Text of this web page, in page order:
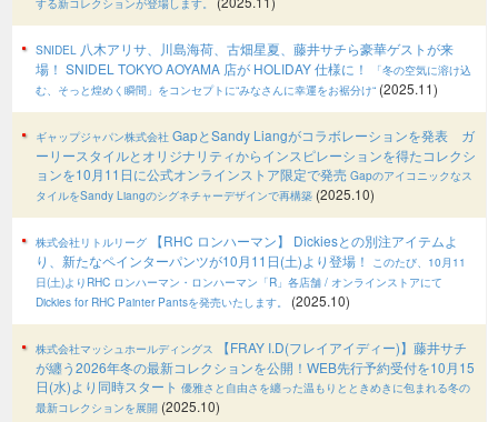
SNIDEL 八木アリサ、川島海荷、古畑星夏、藤井サチら豪華ゲストが来
場！ SNIDEL TOKYO AOYAMA 店が HOLIDAY 仕様に！
「冬の空気に溶け込
む、そっと煌めく瞬間」をコンセプトに“みなさんに幸運をお裾分け“ (2025.11)
ギャップジャパン株式会社 GapとSandy Liangがコラボレーションを発表 ガ
ーリースタイルとオリジナリティからインスピレーションを得たコレクシ
ョンを10月11日に公式オンラインストア限定で発売 Gapのアイコニックなス
タイルをSandy Liangのシグネチャーデザインで再構築 (2025.10)
株式会社リトルリーグ 【RHC ロンハーマン】 Dickiesとの別注アイテムよ
り、新たなペインターパンツが10月11日(土)より登場！ このたび、10月11
日(土)よりRHC ロンハーマン・ロンハーマン「R」各店舗 / オンラインストアにて
Dickies for RHC Painter Pantsを発売いたします。
(2025.10)
株式会社マッシュホールディングス
【FRAY I.D(フレイアイディー)】藤井サチ
が纏う2026年冬の最新コレクションを公開！WEB先行予約受付を10月15
日(水)より同時スタート 優雅さと自由さを纏った温もりとときめきに包まれる冬の
最新コレクションを展開 (2025.10)